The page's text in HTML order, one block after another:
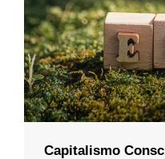
Capitalismo